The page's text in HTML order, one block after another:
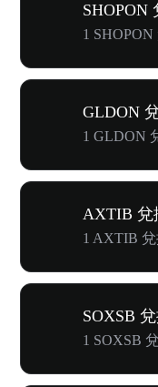
SHOPON
1
GLDON
1 GLDON
AXTIB 兌
1 AXTIB
SOXSB
1 SOXSB